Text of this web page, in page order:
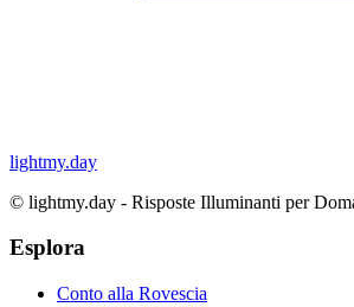
lightmy.day
© lightmy.day - Risposte Illuminanti per
Esplora
Conto alla Rovescia